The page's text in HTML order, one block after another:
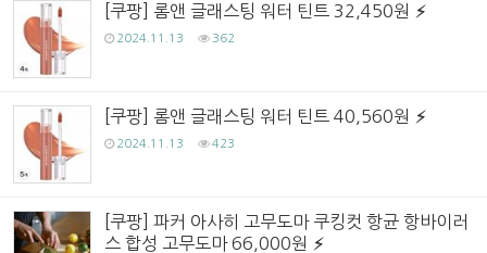
[쿠팡] 롬앤 글래스팅 워터 틴트 32,450원
2024.11.13 362
[쿠팡] 롬앤 글래스팅 워터 틴트 40,560원
2024.11.13 423
[쿠팡] 파커 아사히 고무도마 쿠킹컷 항균 항바이러
스 합성 고무도마 66,000원